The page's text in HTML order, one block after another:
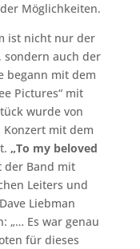
Möglichkeiten.
ist nicht nur der
auch der
begann mit dem
Pictures“ mit
wurde von
Konzert mit dem
„To my beloved
Band mit
Leiters und
Liebman
„… Es war genau
für dieses